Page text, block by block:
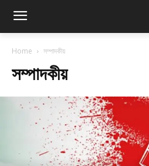
Home সম্পাদকীয়
সম্পাদকীয়